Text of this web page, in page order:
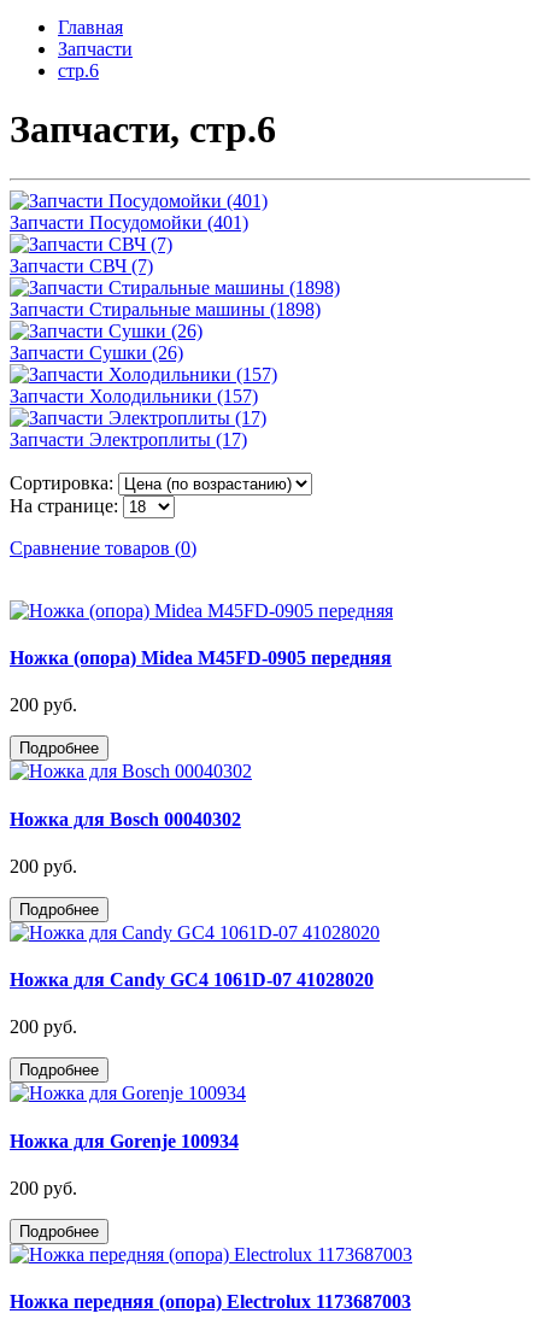
Главная
Запчасти
стр.6
Запчасти, стр.6
Запчасти Посудомойки (401)
Запчасти СВЧ (7)
Запчасти Стиральные машины (1898)
Запчасти Сушки (26)
Запчасти Холодильники (157)
Запчасти Электроплиты (17)
Сортировка:
На странице:
Сравнение товаров (0)
Ножка (опора) Midea M45FD-0905 передняя
200 руб.
Подробнее
Ножка для Bosch 00040302
200 руб.
Подробнее
Ножка для Candy GC4 1061D-07 41028020
200 руб.
Подробнее
Ножка для Gorenje 100934
200 руб.
Подробнее
Ножка передняя (опора) Electrolux 1173687003